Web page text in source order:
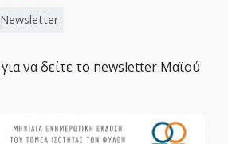
Newsletter
για να δείτε το newsletter Μαϊού